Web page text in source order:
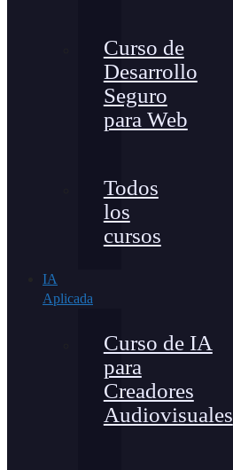
Curso de
Desarrollo
Seguro
para Web
Todos
los
cursos
IA
Aplicada
Curso de IA
para
Creadores
Audiovisuales